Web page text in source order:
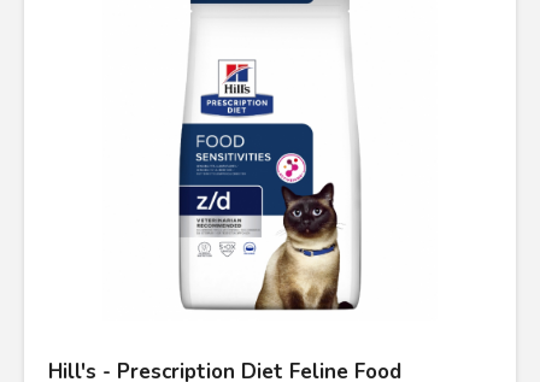
Hill's - Prescription Diet Feline Food